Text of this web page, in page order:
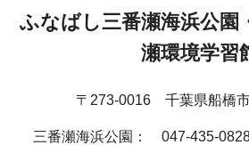
ふなばし三番瀬海浜公園
瀬環境学習
〒273-0016 千葉県船橋
三番瀬海浜公園：
047-435-